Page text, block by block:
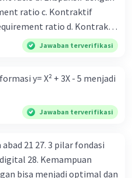
ratio c. Kontraktif
ratio d. Kontraktif
ratio e.
diskonto Bila Bank
inflasi di mana
(penawaran uang) naik
Menimbulkan deflasi di
atas c. Tingkat bunga
jumlah uang beredar
bawah ke kanan atas d.
Jawaban terverifikasi
y= X² + 3X - 5 menjadi
Jawaban terverifikasi
21 27. 3 pilar fondasi
28. Kemampuan
bisa menjadi optimal dan